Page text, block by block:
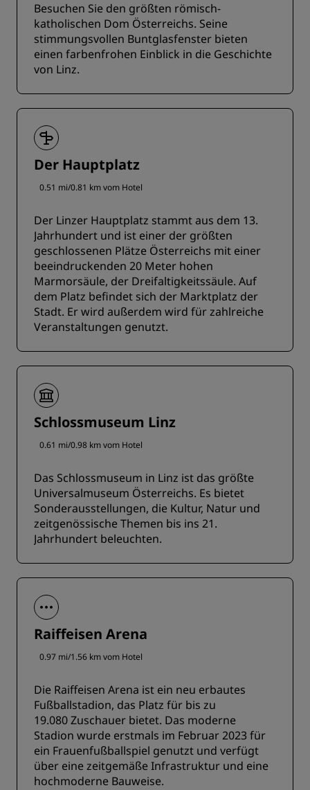
Besuchen Sie den größten römisch-
katholischen Dom Österreichs. Seine
stimmungsvollen Buntglasfenster bieten
einen farbenfrohen Einblick in die Geschichte
von Linz.
Der Hauptplatz
0.51 mi/0.81 km vom Hotel
Der Linzer Hauptplatz stammt aus dem 13.
Jahrhundert und ist einer der größten
geschlossenen Plätze Österreichs mit einer
beeindruckenden 20 Meter hohen
Marmorsäule, der Dreifaltigkeitssäule. Auf
dem Platz befindet sich der Marktplatz der
Stadt. Er wird außerdem wird für zahlreiche
Veranstaltungen genutzt.
Schlossmuseum Linz
0.61 mi/0.98 km vom Hotel
Das Schlossmuseum in Linz ist das größte
Universalmuseum Österreichs. Es bietet
Sonderausstellungen, die Kultur, Natur und
zeitgenössische Themen bis ins 21.
Jahrhundert beleuchten.
Raiffeisen Arena
0.97 mi/1.56 km vom Hotel
Die Raiffeisen Arena ist ein neu erbautes
Fußballstadion, das Platz für bis zu
19.080 Zuschauer bietet. Das moderne
Stadion wurde erstmals im Februar 2023 für
ein Frauenfußballspiel genutzt und verfügt
über eine zeitgemäße Infrastruktur und eine
hochmoderne Bauweise.